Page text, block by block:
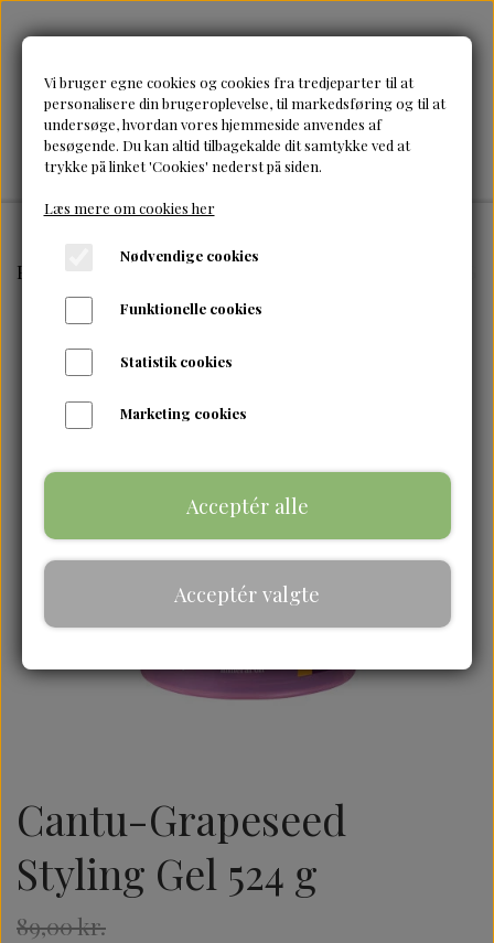
Forside Cantu
Cantu-Grapeseed
Styling Gel 524 g
89,00 kr.
Vi bruger egne cookies og cookies fra tredjeparter til at
personalisere din brugeroplevelse, til markedsføring og til at
undersøge, hvordan vores hjemmeside anvendes af
besøgende. Du kan altid tilbagekalde dit samtykke ved at
trykke på linket 'Cookies' nederst på siden.
Læs mere om cookies her
Nødvendige cookies
Funktionelle cookies
Statistik cookies
Marketing cookies
Acceptér alle
Acceptér valgte